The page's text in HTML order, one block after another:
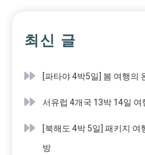
최신 글
[파타야 4박5일] 봄 여행의
서유럽 4개국 13박 14일 여
[북해도 4박 5일] 패키지 여
방